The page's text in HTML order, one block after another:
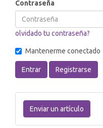
Contraseña
olvidado tu contraseña?
Mantenerme conectado
Entrar Registrarse
un
artículo
Enviar un artículo